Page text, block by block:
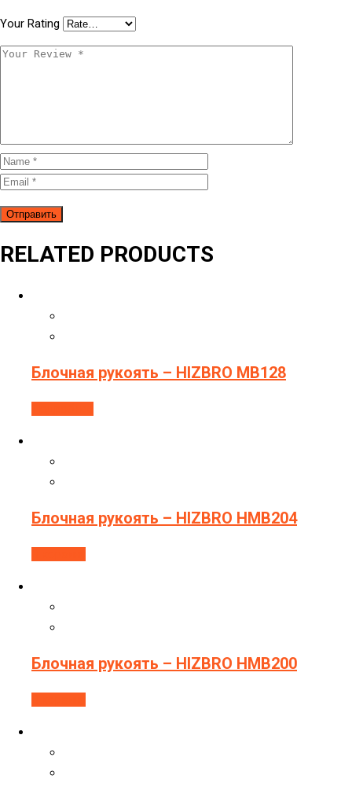
Your Rating
RELATED PRODUCTS
Блочная рукоять – HIZBRO MB128
Блочная рукоять – HIZBRO HMB204
Блочная рукоять – HIZBRO HMB200